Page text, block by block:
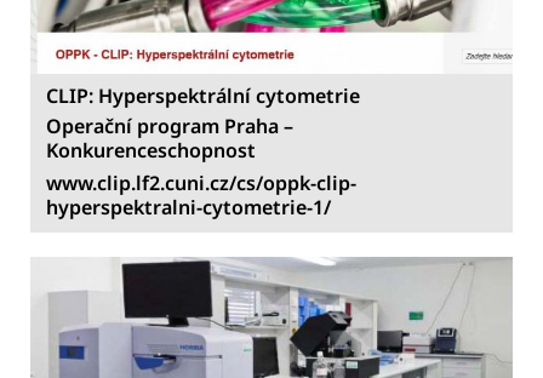
CLIP: Hyperspektrální cytometrie
Operační program Praha –
Konkurenceschopnost
www.clip.lf2.cuni.cz/cs/oppk-clip-
hyperspektralni-cytometrie-1/